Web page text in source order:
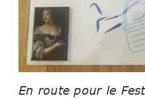
En route pour le